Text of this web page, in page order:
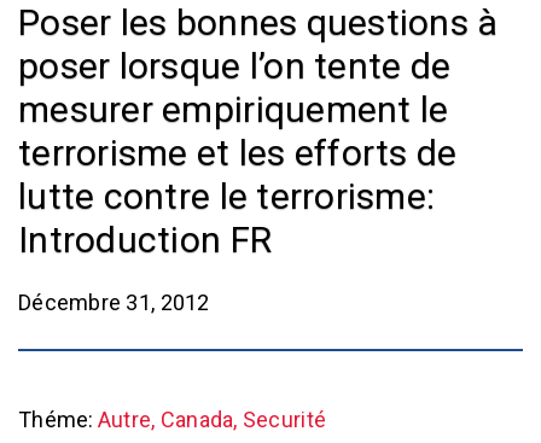
Poser les bonnes questions à
poser lorsque l’on tente de
mesurer empiriquement le
terrorisme et les efforts de
lutte contre le terrorisme:
Introduction FR
Décembre 31, 2012
Théme: Autre, Canada, Securité